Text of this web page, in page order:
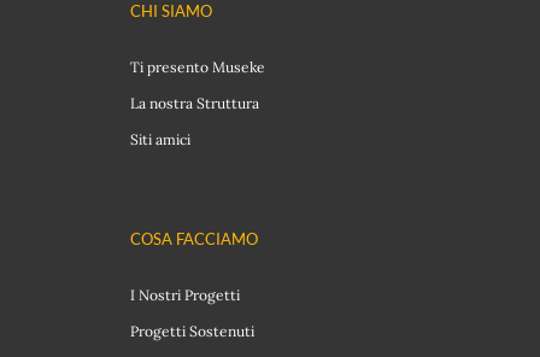
CHI SIAMO
Ti presento Museke
La nostra Struttura
Siti amici
COSA FACCIAMO
I Nostri Progetti
Progetti Sostenuti